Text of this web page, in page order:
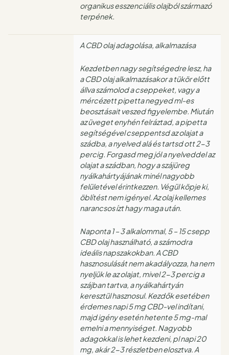
organikus esszenciális olajból származó
terpének.
A CBD olaj adagolása, alkalmazása
Kezdetben nagy segítségedre lesz, ha
a CBD olaj alkalmazásakor a tükör előtt
állva számolod a cseppeket, vagy a
mércézett pipetta negyed ml-es
beosztásait veszed figyelembe. Miután
az üveget enyhén felráztad, a pipetta
segítségével cseppentsd az olajat a
szádba, a nyelved alá és tartsd ott 2-3
percig. Forgasd meg jól a nyelveddel az
olajat a szádban, hogy a szájüreg
nyálkahártyájának minél nagyobb
felületével érintkezzen. Végül köpje ki,
öblítést nem igényel. Az olaj kellemes
narancsos ízt hagy maga után.
Naponta 1 – 3 alkalommal, 5 – 15 csepp
CBD olaj használható, a számodra
ideális napszakokban. A CBD
hasznosulását nem akadályozza, ha nem
nyeljük le az olajat, mivel 2-3 percig a
szájban tartva, a nyálkahártyán
keresztül hasznosul. Kezdők esetében
érdemes napi 5 mg CBD-vel indítani,
majd igény esetén hetente 5 mg-mal
emelni a mennyiséget. Nagyobb
adagokkal is lehet kezdeni, pl napi 20
mg, akár 2-3 részletben elosztva. A